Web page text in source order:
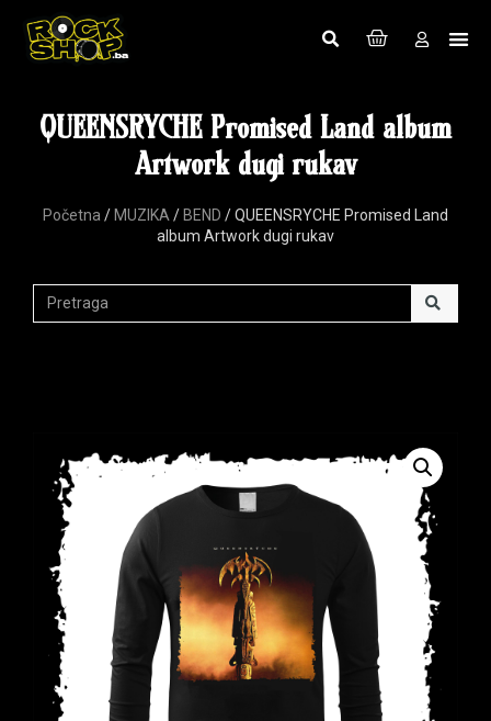
QUEENSRYCHE Promised Land album
Artwork dugi rukav
Početna / MUZIKA / BEND / QUEENSRYCHE Promised Land
album Artwork dugi rukav